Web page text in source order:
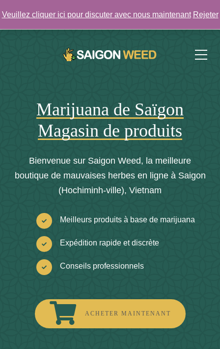
Cliquez ici pour discuter avec nous MAINTENANT !
Marijuana de Saïgon
Magasin de produits
Bienvenue sur Saigon Weed, la meilleure
boutique de mauvaises herbes en ligne à Saigon
(Hochiminh-ville), Vietnam
Meilleurs produits à base de marijuana
Expédition rapide et discrète
Conseils professionnels
ACHETER MAINTENANT
Veuillez cliquer ici pour discuter avec nous maintenant Rejeter